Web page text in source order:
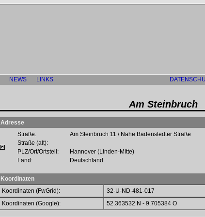
NEWS LINKS
Am Steinbruch
Adresse
Straße:
Am Steinbruch 11 / Nahe Badenstedter Straße
Straße (alt):
PLZ/Ort/Ortsteil:
Hannover (Linden-Mitte)
Land:
Deutschland
Koordinaten
Koordinaten (FwGrid):
32-U-ND-481-017
Koordinaten (Google):
52.363532 N - 9.705384 O